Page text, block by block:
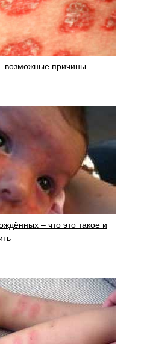
возможные причины
– что это такое и